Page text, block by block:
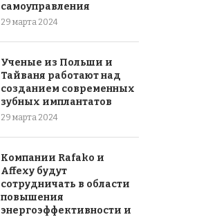
самоуправления
29 марта 2024
Ученые из Польши и
Тайваня работают над
созданием современных
зубных имплантатов
29 марта 2024
Компании Rafako и
Affexy будут
сотрудничать в области
повышения
энергоэффективности и